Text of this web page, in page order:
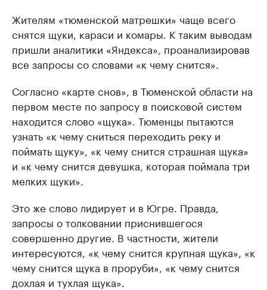
Жителям «тюменской матрешки» чаще всего
снятся щуки, караси и комары. К таким выводам
пришли аналитики «Яндекса», проанализировав
все запросы со словами «к чему снится».
Согласно «карте снов», в Тюменской области на
первом месте по запросу в поисковой систем
находится слово «щука». Тюменцы пытаются
узнать «к чему сниться переходить реку и
поймать щуку», «к чему снится страшная щука»
и «к чему снится девушка, которая поймала три
мелких щуки».
Это же слово лидирует и в Югре. Правда,
запросы о толковании приснившегося
совершенно другие. В частности, жители
интересуются, «к чему снится крупная щука», «к
чему снится щука в проруби», «к чему снится
дохлая и тухлая щука».